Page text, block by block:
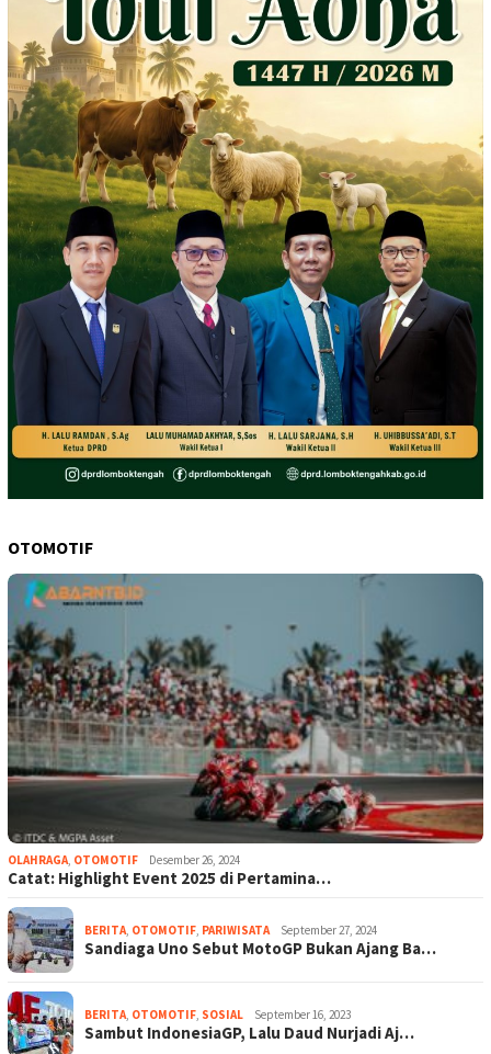
OTOMOTIF
OLAHRAGA OTOMOTIF Desember 26, 2024
Catat: Highlight Event 2025 di Pertamina…
BERITA OTOMOTIF PARIWISATA September 27, 2024
Sandiaga Uno Sebut MotoGP Bukan Ajang Ba…
BERITA OTOMOTIF SOSIAL September 16, 2023
Sambut IndonesiaGP, Lalu Daud Nurjadi Aj…